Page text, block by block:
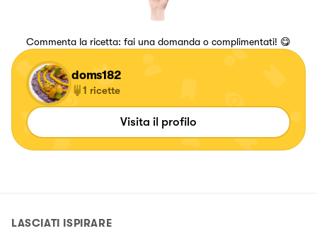
Commenta la ricetta: fai una domanda o complimentati! 😋
doms182
1 ricette
Visita il profilo
LASCIATI ISPIRARE